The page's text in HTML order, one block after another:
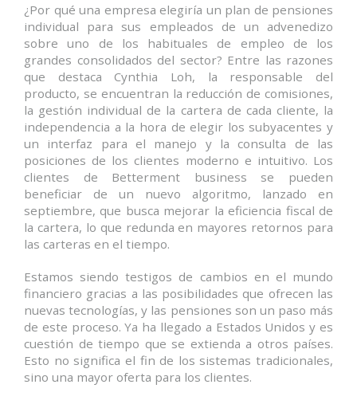
¿Por qué una empresa elegiría un plan de pensiones
individual para sus empleados de un advenedizo
sobre uno de los habituales de empleo de los
grandes consolidados del sector? Entre las razones
que destaca Cynthia Loh, la responsable del
producto, se encuentran la reducción de comisiones,
la gestión individual de la cartera de cada cliente, la
independencia a la hora de elegir los subyacentes y
un interfaz para el manejo y la consulta de las
posiciones de los clientes moderno e intuitivo. Los
clientes de Betterment business se pueden
beneficiar de un nuevo algoritmo, lanzado en
septiembre, que busca mejorar la eficiencia fiscal de
la cartera, lo que redunda en mayores retornos para
las carteras en el tiempo.
Estamos siendo testigos de cambios en el mundo
financiero gracias a las posibilidades que ofrecen las
nuevas tecnologías, y las pensiones son un paso más
de este proceso. Ya ha llegado a Estados Unidos y es
cuestión de tiempo que se extienda a otros países.
Esto no significa el fin de los sistemas tradicionales,
sino una mayor oferta para los clientes.